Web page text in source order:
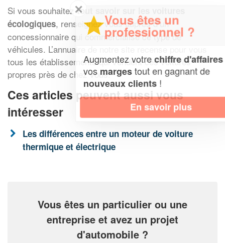
Si vous souhaiteztout savoir sur les voitures
écologiques, renseignez vous auprès d’un
concessionnaire qui commercialise ce type de
véhicules. L’annuaire de notre site recense pour vous
tous les établissements qui vendent ces voitures
propres près de chez vous.
Ces articles peuvent aussi vous
intéresser
Les différences entre un moteur de voiture
thermique et électrique
Vous êtes un particulier ou une
entreprise et avez un projet
d'automobile ?
✕
Vous êtes un
professionnel ?
Augmentez votrechiffre d'affaireset
vos
margestout en gagnant de
nouveaux clients!
En savoir plus